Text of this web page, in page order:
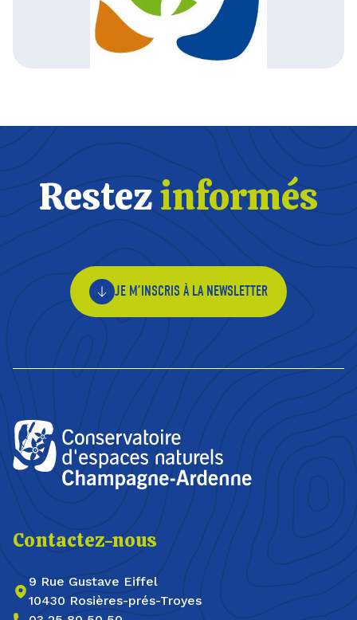
Restezinformés
JE M’INSCRIS À LA NEWSLETTER
Contactez-nous
9 Rue Gustave Eiffel
10430 Rosières-prés-Troyes